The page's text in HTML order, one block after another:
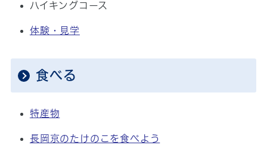
ハイキングコース
体験・見学
食べる
特産物
長岡京のたけのこを食べよう